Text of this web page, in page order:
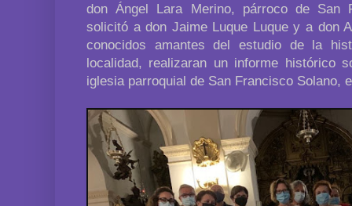
don Ángel Lara Merino, párroco de San
solicitó a don Jaime Luque Luque y a don
conocidos amantes del estudio de la
localidad, realizaran un informe histórico
iglesia parroquial de San Francisco Solano,